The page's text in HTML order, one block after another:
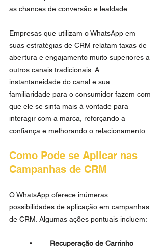
as chances de conversão e lealdade.
Empresas que utilizam o WhatsApp em
suas estratégias de CRM relatam taxas de
abertura e engajamento muito superiores a
outros canais tradicionais. A
instantaneidade do canal e sua
familiaridade para o consumidor fazem com
que ele se sinta mais à vontade para
interagir com a marca, reforçando a
confiança e melhorando o relacionamento .
Como Pode se Aplicar nas
Campanhas de CRM
O WhatsApp oferece inúmeras
possibilidades de aplicação em campanhas
de CRM. Algumas ações pontuais incluem:
Recuperação de Carrinho